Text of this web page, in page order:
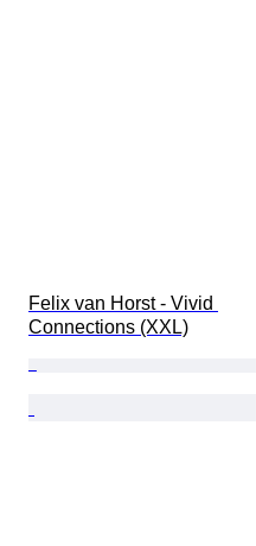
Felix van Horst - Vivid
Connections (XXL)